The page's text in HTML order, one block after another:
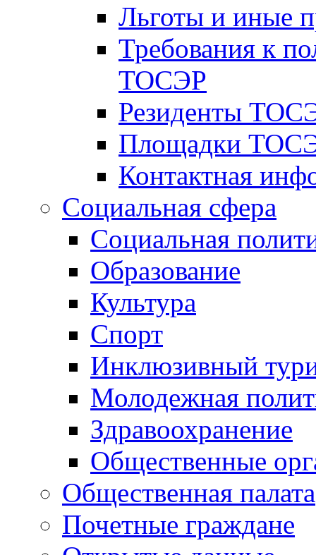
Льготы и иные
Требования к
ТОСЭР
Резиденты
Площадки
Контактная
Социальная сфера
Социальная
Образование
Культура
Спорт
Инклюзивный
Молодежная
Здравоохранение
Общественные
Общественная палата
Почетные граждане